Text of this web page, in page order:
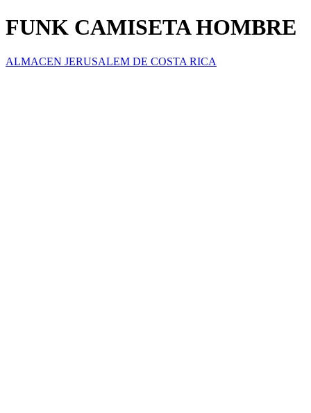
FUNK CAMISETA HOMBRE
ALMACEN JERUSALEM DE COSTA RICA